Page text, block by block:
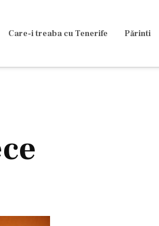
Care-i treaba cu Tenerife Părinti